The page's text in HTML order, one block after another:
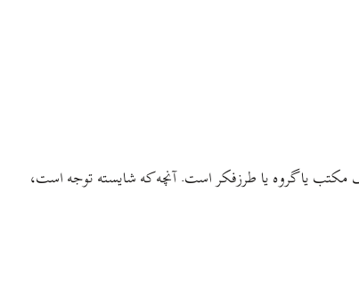
مکتب یا گروه یا طرزفکر است. آنچه که شایسته توجه است،